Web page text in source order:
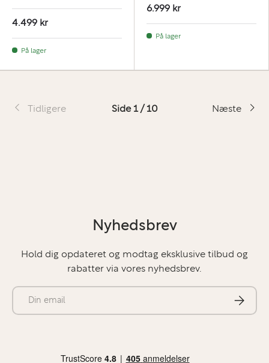
4.499 kr
På lager
6.999 kr
På lager
Tidligere Side 1 / 10 Næste
Nyhedsbrev
Hold dig opdateret og modtag eksklusive tilbud og
rabatter via vores nyhedsbrev.
E-mail
Abonner